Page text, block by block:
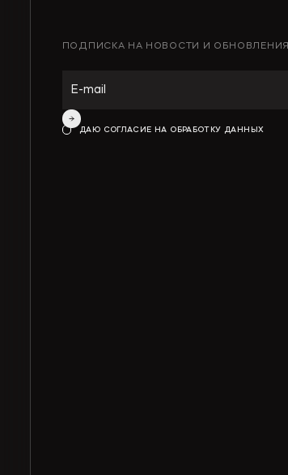
ПОДПИСКА НА НОВОСТИ И ОБНОВЛЕНИЯ
ДАЮ СОГЛАСИЕ НА ОБРАБОТКУ ДАННЫХ